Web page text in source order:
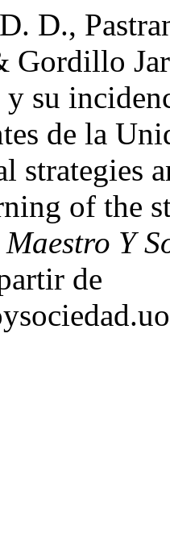
D.,
Gordillo
su
de la
strategies
of the
Maestro Y
de